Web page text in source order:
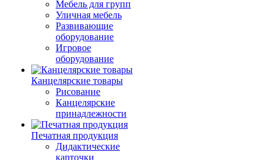
Мебель для групп
Уличная мебель
Развивающие
оборудование
Игровое
оборудование
Канцелярские товары
Рисование
Канцелярские
принадлежности
Печатная продукция
Дидактические
карточки